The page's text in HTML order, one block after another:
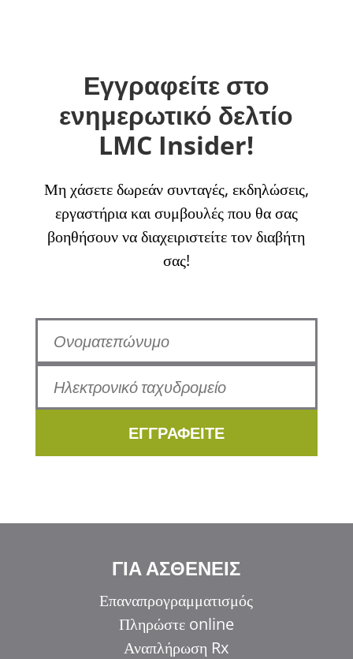
Εγγραφείτε στο
ενημερωτικό δελτίο
LMC Insider!
Μη χάσετε δωρεάν συνταγές, εκδηλώσεις,
εργαστήρια και συμβουλές που θα σας
βοηθήσουν να διαχειριστείτε τον διαβήτη
σας!
ΕΓΓΡΑΦΕΙΤΕ
ΓΙΑ ΑΣΘΕΝΕΙΣ
Επαναπρογραμματισμός
Πληρώστε online
Αναπλήρωση Rx